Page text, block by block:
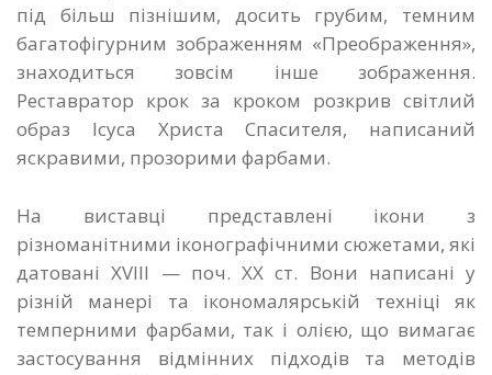
під більш пізнішим, досить грубим, темним
багатофігурним зображенням «Преображення»,
знаходиться зовсім інше зображення.
Реставратор крок за кроком розкрив світлий
образ Ісуса Христа Спасителя, написаний
яскравими, прозорими фарбами.
На виставці представлені ікони з
різноманітними іконографічними сюжетами, які
датовані XVIII — поч. ХХ ст. Вони написані у
різній манері та ікономалярській техніці як
темперними фарбами, так і олією, що вимагає
застосування відмінних підходів та методів